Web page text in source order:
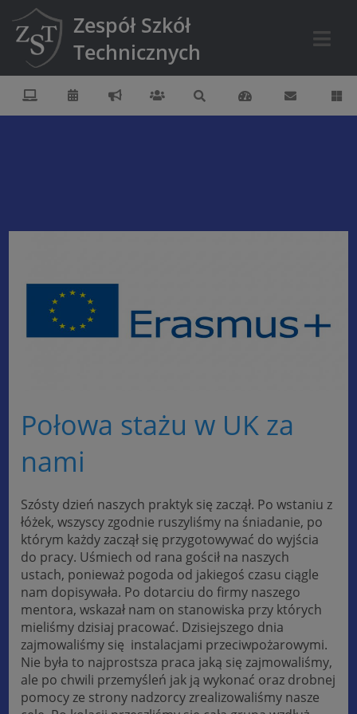
Zespół Szkół
Technicznych
Połowa stażu w UK za
nami
Szósty dzień naszych praktyk się zaczął. Po wstaniu z
łóżek, wszyscy zgodnie ruszyliśmy na śniadanie, po
którym każdy zaczął się przygotowywać do wyjścia
do pracy. Uśmiech od rana gościł na naszych
ustach, ponieważ pogoda od jakiegoś czasu ciągle
nam dopisywała. Po dotarciu do firmy naszego
mentora, wskazał nam on stanowiska przy których
mieliśmy dzisiaj pracować. Dzisiejszego dnia
zajmowaliśmy się instalacjami przeciwpożarowymi.
Nie była to najprostsza praca jaką się zajmowaliśmy,
ale po chwili przemyśleń jak ją wykonać oraz drobnej
pomocy ze strony nadzorcy zrealizowaliśmy nasze